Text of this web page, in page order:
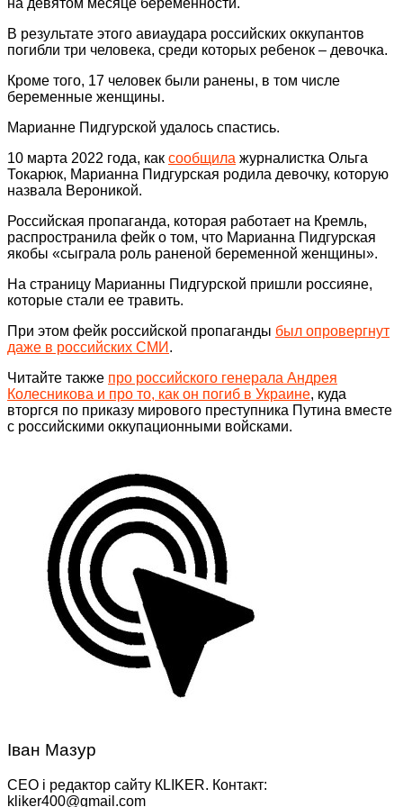
на девятом месяце беременности.
В результате этого авиаудара российских оккупантов
погибли три человека, среди которых ребенок – девочка.
Кроме того, 17 человек были ранены, в том числе
беременные женщины.
Марианне Пидгурской удалось спастись.
10 марта 2022 года, как сообщила журналистка Ольга
Токарюк, Марианна Пидгурская родила девочку, которую
назвала Вероникой.
Российская пропаганда, которая работает на Кремль,
распространила фейк о том, что Марианна Пидгурская
якобы «сыграла роль раненой беременной женщины».
На страницу Марианны Пидгурской пришли россияне,
которые стали ее травить.
При этом фейк российской пропаганды был опровергнут
даже в российских СМИ .
Читайте также про российского генерала Андрея
Колесникова и про то, как он погиб в Украине, куда
вторгся по приказу мирового преступника Путина вместе
с российскими оккупационными войсками.
Іван Мазур
CEO і редактор сайту КLIKER. Контакт:
kliker400@gmail.com